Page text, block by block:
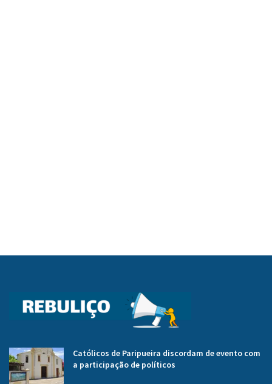
Católicos de Paripueira discordam de evento com
a participação de políticos